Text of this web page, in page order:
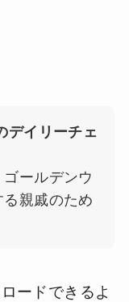
デイリーチェ
ールデンウ
親戚のため
ードできるよ